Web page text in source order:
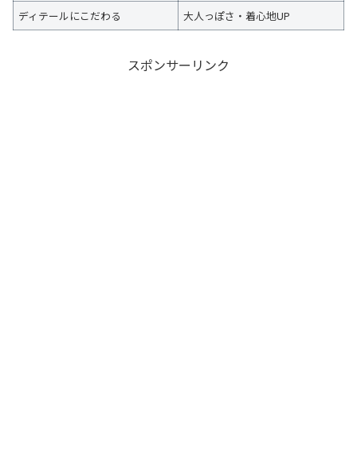
ディテールにこだわる
大人っぽさ・着心地UP
スポンサーリンク